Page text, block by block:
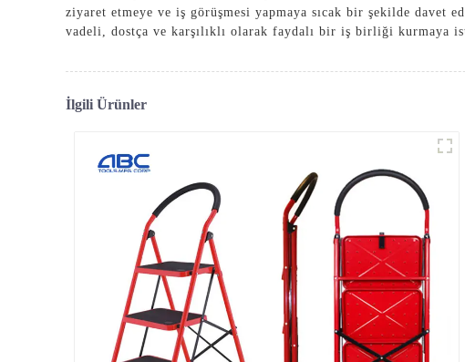
ziyaret etmeye ve iş görüşmesi yapmaya sıcak bir şekilde
vadeli, dostça ve karşılıklı olarak faydalı bir iş birliği kurmaya
İlgili Ürünler